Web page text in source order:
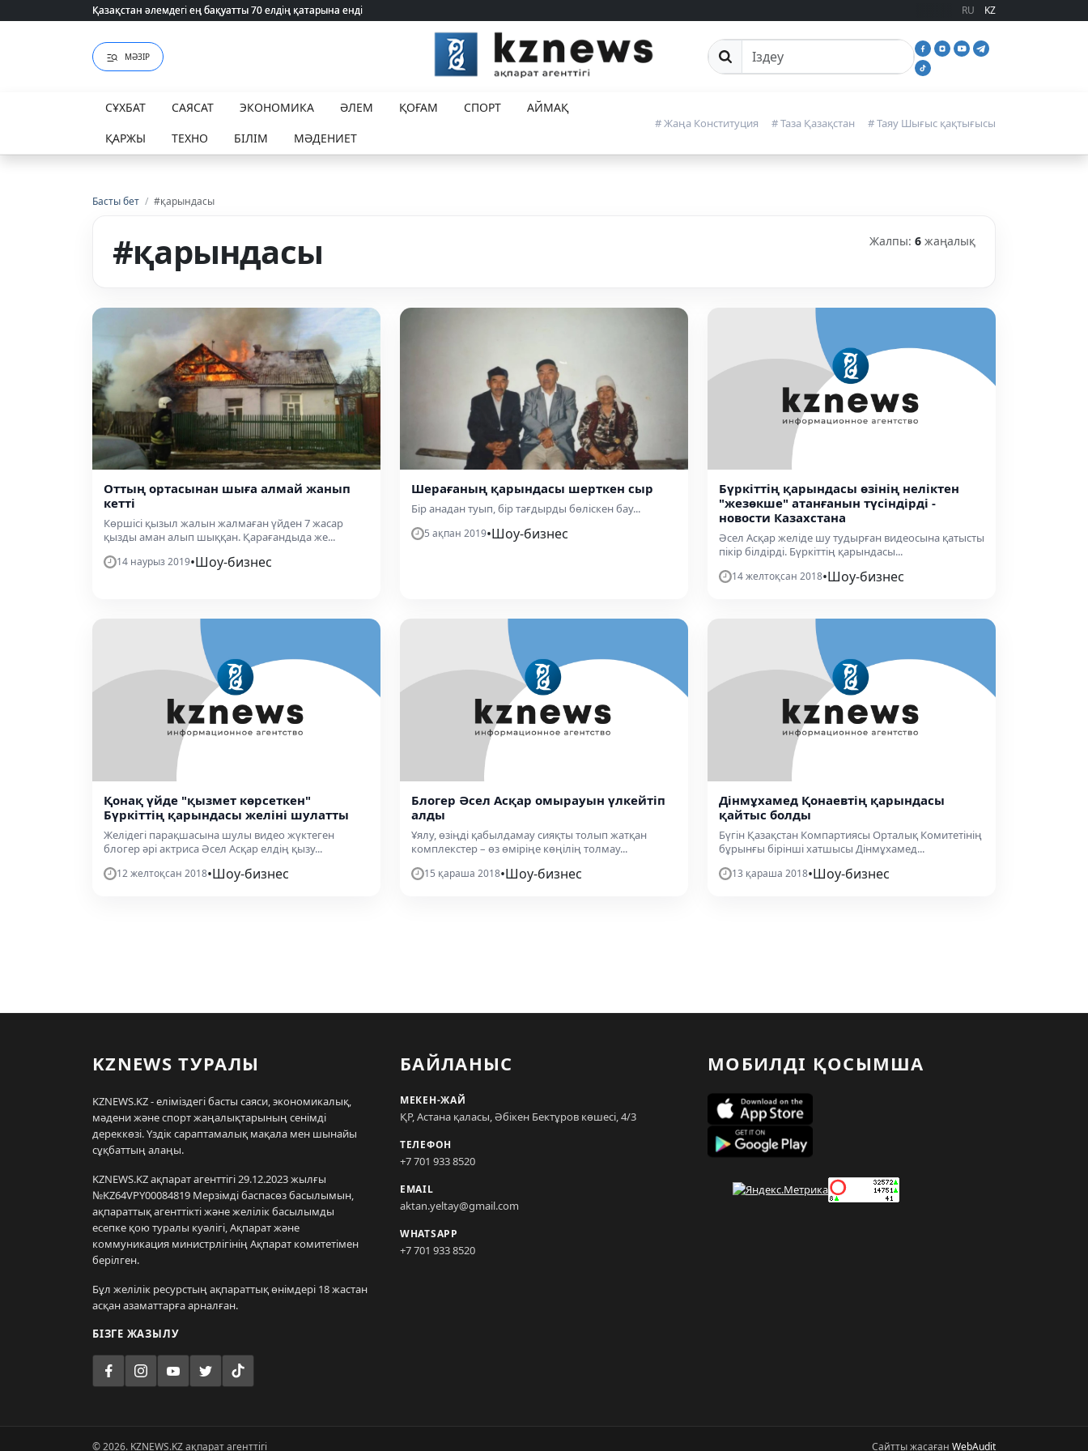
Қазақстан әлемдегі ең бақуатты 70 елдің қатарына енді
Қазақстан әлемдегі ең бақуатты 70 елдің қатарына енді RU KZ
МӘЗІР Сайттан іздеу
СҰХБАТ САЯСАТ ЭКОНОМИКА ӘЛЕМ ҚОҒАМ СПОРТ
АЙМАҚ
ҚАРЖЫ
ТЕХНО БІЛІМ МӘДЕНИЕТ
# Жаңа Конституция # Таза Қазақстан # Таяу Шығыс қақтығысы
Басты бет / #қарындасы
#қарындасы Жалпы: 6 жаңалық
Оттың ортасынан шыға алмай жанып
кетті
Көршісі қызыл жалын жалмаған үйден 7 жасар
қызды аман алып шыққан. Қарағандыда же...
14 наурыз 2019•Шоу-бизнес
Шерағаның қарындасы шерткен сыр
Бір анадан туып, бір тағдырды бөліскен бау...
5 ақпан 2019•Шоу-бизнес
Бүркіттің қарындасы өзінің неліктен
"жезөкше" атанғанын түсіндірді -
новости Казахстана
Әсел Асқар желіде шу тудырған видеосына қатысты
пікір білдірді. Бүркіттің қарындасы...
14 желтоқсан 2018•Шоу-бизнес
Қонақ үйде "қызмет көрсеткен"
Бүркіттің қарындасы желіні шулатты
Желідегі парақшасына шулы видео жүктеген
блогер әрі актриса Әсел Асқар елдің қызу...
12 желтоқсан 2018•Шоу-бизнес
Блогер Әсел Асқар омырауын үлкейтіп
алды
Ұялу, өзіңді қабылдамау сияқты толып жатқан
комплекстер – өз өміріңе көңілің толмау...
15 қараша 2018•Шоу-бизнес
Дінмұхамед Қонаевтің қарындасы
қайтыс болды
Бүгін Қазақстан Компартиясы Орталық Комитетінің
бұрынғы бірінші хатшысы Дінмұхамед...
13 қараша 2018•Шоу-бизнес
KZNEWS ТУРАЛЫ
KZNEWS.KZ - еліміздегі басты саяси, экономикалық,
мәдени және спорт жаңалықтарының сенімді
дереккөзі. Үздік сараптамалық мақала мен шынайы
сұқбаттың алаңы.
KZNEWS.KZ ақпарат агенттігі 29.12.2023 жылғы
№KZ64VPY00084819 Мерзімді баспасөз басылымын,
ақпараттық агенттікті және желілік басылымды
есепке қою туралы куәлігі, Ақпарат және
коммуникация министрлігінің Ақпарат комитетімен
берілген.
Бұл желілік ресурстың ақпараттық өнімдері 18 жастан
асқан азаматтарға арналған.
БІЗГЕ ЖАЗЫЛУ
БАЙЛАНЫС
МЕКЕН-ЖАЙ
ҚР, Астана қаласы, Әбікен Бектұров көшесі, 4/3
ТЕЛЕФОН
+7 701 933 8520
EMAIL
aktan.yeltay@gmail.com
WHATSAPP
+7 701 933 8520
МОБИЛДІ ҚОСЫМША
© 2026. KZNEWS.KZ ақпарат агенттігі Сайтты жасаған WebAudit